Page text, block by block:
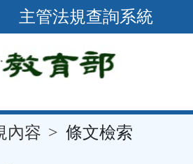
主管法規查詢系統
內容 條文檢索